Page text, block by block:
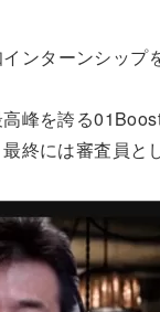
ンターンシップ
峰を誇る
終には審査員と